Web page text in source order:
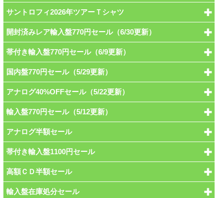
サントロフィ2026年ツアーＴシャツ
開封済みレア輸入盤770円セール（6/30更新）
帯付き輸入盤770円セール（6/9更新）
国内盤770円セール（5/29更新）
アナログ40%OFFセール（5/22更新）
輸入盤770円セール（5/12更新）
アナログ半額セール
帯付き輸入盤1100円セール
高額ＣＤ半額セール
輸入盤在庫処分セール